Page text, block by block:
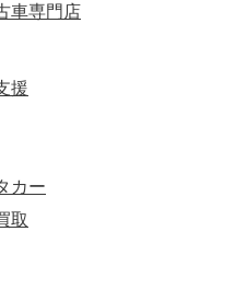
車専門店
援
カー
取